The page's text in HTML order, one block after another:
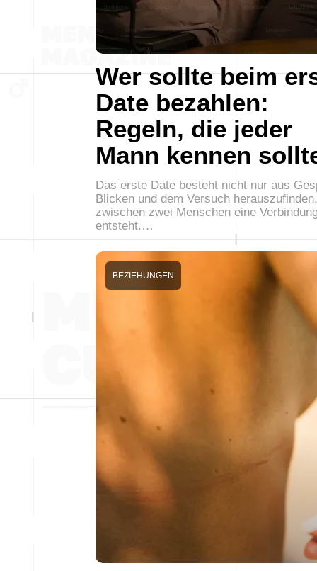
Wer sollte beim
Date bezahlen:
Regeln, die jeder
Mann kennen
Das erste Date besteht nicht nur aus
Blicken und dem Versuch
zwischen zwei Menschen eine
entsteht.…
BEZIEHUNGEN